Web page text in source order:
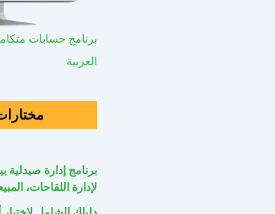
برنامج حسابات
العربية
برنامج إدارة صيدلية
لإدارة اللقاحات،